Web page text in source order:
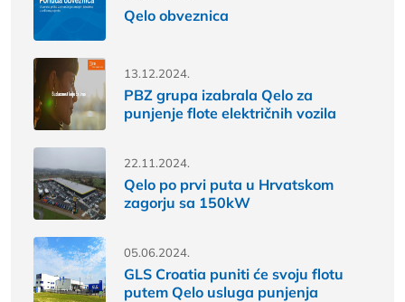
Qelo obveznica
13.12.2024.
PBZ grupa izabrala Qelo za
punjenje flote električnih vozila
22.11.2024.
Qelo po prvi puta u Hrvatskom
zagorju sa 150kW
05.06.2024.
GLS Croatia puniti će svoju flotu
putem Qelo usluga punjenja